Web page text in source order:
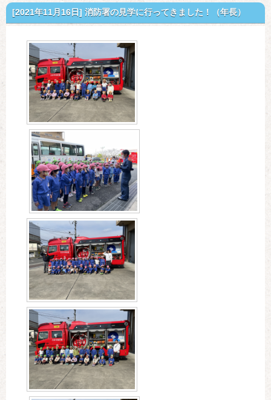
[2021年11月16日] 消防署の見学に行ってきました！（年長）